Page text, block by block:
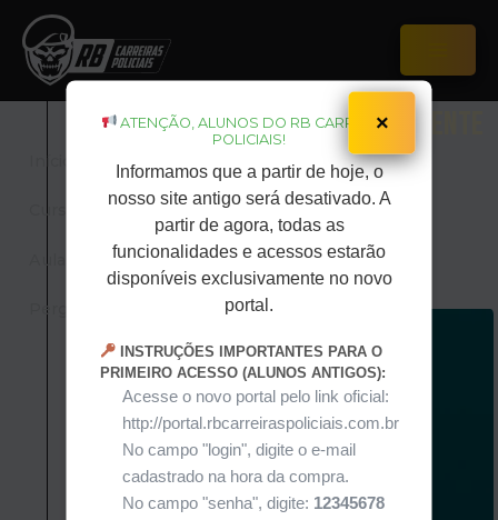
para
conteúdo
Main
Menu
Cursos
Aulas ao vivo
Pergunte a IA
Policia Civil de SÃO PAULO – Agente
Curso Teórico
×
ATENÇÃO, ALUNOS DO RB CARREIRAS
POLICIAIS!
Informamos que a partir de hoje, o
nosso site antigo será desativado. A
partir de agora, todas as
funcionalidades e acessos estarão
disponíveis exclusivamente no novo
portal.
INSTRUÇÕES IMPORTANTES PARA O
PRIMEIRO ACESSO (ALUNOS ANTIGOS):
Acesse o novo portal pelo link oficial:
http://portal.rbcarreiraspoliciais.com.br
No campo "login", digite o e-mail
cadastrado na hora da compra.
No campo "senha", digite: 12345678